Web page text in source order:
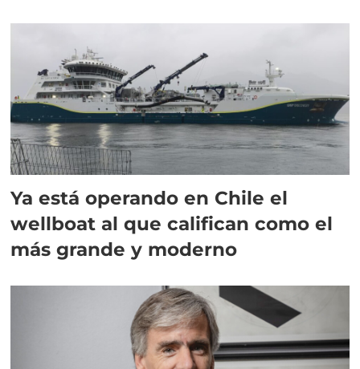
Ya está operando en Chile el
wellboat al que califican como el
más grande y moderno